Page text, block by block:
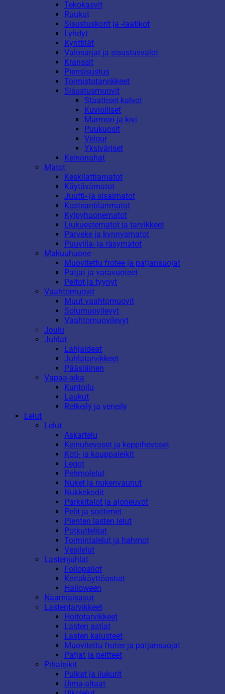
Tekokasvit
Ruukut
Sisustuskorit ja -laatikot
Lyhdyt
Kynttilät
Valosarjat ja sisustusvalot
Kranssit
Piensisustus
Toimistotarvikkeet
Sisustusmuovit
Staattiset kalvot
Kuviolliset
Marmori ja kivi
Puukuosit
Velour
Yksiväriset
Keinonahat
Matot
Keskilattiamatot
Käytävämatot
Juutti- ja sisalmatot
Kosteantilanmatot
Kylpyhuonematot
Liukuestematot ja tarvikkeet
Parveke ja kynnysmatot
Puuvilla- ja räsymatot
Makuuhuone
Muovitettu frotee ja patjansuojat
Patjat ja varavuoteet
Peitot ja tyynyt
Vaahtomuovit
Muut vaahtomuovit
Solumuovilevyt
Vaahtomuovilevyt
Joulu
Juhlat
Lahjaideat
Juhlatarvikkeet
Pääsiäinen
Vapaa-aika
Kuntoilu
Laukut
Retkeily ja veneily
Lelut
Lelut
Askartelu
Keinuhevoset ja keppihevoset
Koti- ja kauppaleikit
Legot
Pehmolelut
Nuket ja nukenvaunut
Nukkekodit
Parkkitalot ja ajoneuvot
Pelit ja soittimet
Pienten lasten lelut
Potkuttelijat
Toimintalelut ja hahmot
Vesilelut
Lastenjuhlat
Foliopallot
Kertakäyttöastiat
Halloween
Naamiaisasut
Lastentarvikkeet
Hoitotarvikkeet
Lasten astiat
Lasten kalusteet
Muovitettu frotee ja patjansuojat
Patjat ja peitteet
Pihaleikit
Pulkat ja liukurit
Uima-altaat